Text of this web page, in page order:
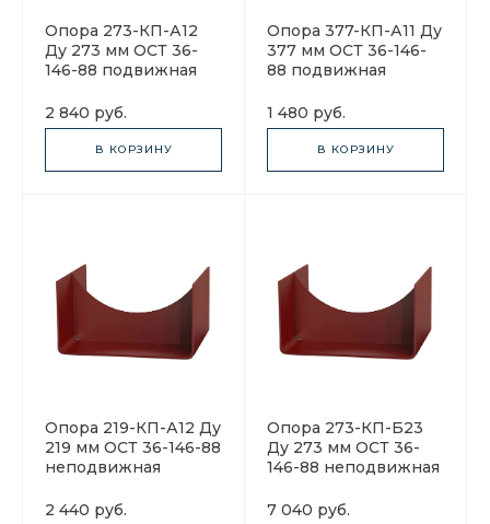
Опора 273-КП-А12
Ду 273 мм ОСТ 36-
146-88 подвижная
2 840 руб.
В КОРЗИНУ
Опора 377-КП-А11 Ду
377 мм ОСТ 36-146-
88 подвижная
1 480 руб.
В КОРЗИНУ
Опора 219-КП-А12 Ду
219 мм ОСТ 36-146-88
неподвижная
2 440 руб.
Опора 273-КП-Б23
Ду 273 мм ОСТ 36-
146-88 неподвижная
7 040 руб.